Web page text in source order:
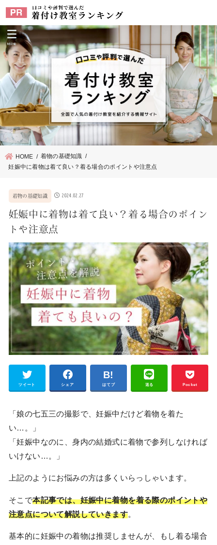
MENU
HOME
着物の基礎知識
妊娠中に着物は着て良い？着る場合のポイントや注意点
着物の基礎知識 2024.02.27
妊娠中に着物は着て良い？着る場合のポイン
トや注意点
ツイート シェア はてブ 送る Pocket
「娘の七五三の撮影で、妊娠中だけど着物を着た
い…。」
「妊娠中なのに、身内の結婚式に着物で参列しなければ
いけない…。」
上記のようにお悩みの方は多くいらっしゃいます。
そこで本記事では、妊娠中に着物を着る際のポイントや
注意点について解説していきます
基本的に妊娠中の着物は推奨しませんが、もし着る場合